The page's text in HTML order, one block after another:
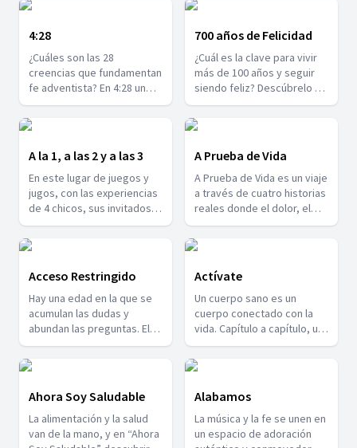
posibilidad real que surge
la espera y la frustración.
Cada capítulo propone una
pausa para encontrar
propósito donde solo había
rutina. Agradecer no es
negar la dificultad, sino
descubrir sentido en ella;
una decisión que nace de la
confianza, no de la
comodidad. Este es un
recorrido que anima a
soltar el control y
descansar en una fe que
sostiene.
comprenderás cómo y por
qué sabemos que estamos
en el final de los tiempos y
qué papel juegas tú en todo
esto. Presta atención y
compártelo con tus amigos,
conocidos y familiares.
4:28
¿Cuáles son las 28
creencias que fundamentan
fe adventista? En 4:28 un
grupo de jóvenes conversa
sobre ellas para que
puedas entenderlas y
compartir su significado
con otros. 4:28!
700 años de Felicidad
¿Cuál es la clave para vivir
más de 100 años y seguir
siendo feliz? Descúbrelo en
estas 7 historias que te
dejarán sonriente y
anhelando vivir tantos años
como ellos.
A la 1, a las 2 y a las 3
En este lugar de juegos y
jugos, con las experiencias
de 4 chicos, sus invitados y
un grupo de músicos,
hallarás un espacio también
para ti. Gózate A la 1, a las 2
A Prueba de Vida
A Prueba de Vida es un viaje
a través de cuatro historias
reales donde el dolor, el
riesgo y la esperanza se
entrelazan. Un dentista se
interna en la selva del
Amazonas para aliviar el
sufrimiento en
comunidades olvidadas. Un
joven, al borde de la
muerte, encuentra en su
crisis una puerta
inesperada hacia algo
mejor. Una doctora
transforma un milagro en
una misión de vida. Y un
conductor de ambulancia
desafía el peligro cada día
Acceso Restringido
Hay una edad en la que se
acumulan las dudas y
abundan las preguntas. El
acné, la elección de una
profesión, la moda, el
noviazgo y otros temas
más se convierten motivos
de desvelo y
cuestionamiento para cada
joven. Por eso en Acceso
Actívate
Un cuerpo sano es un
cuerpo conectado con la
vida. Capítulo a capítulo, un
llamado a tu salud. Actívate!
Ahora Soy Saludable
La alimentación y la salud
van de la mano, y en “Ahora
Alabamos
La música y la fe se unen en
un espacio de adoración